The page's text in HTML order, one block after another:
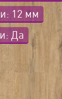
12 мм
Да